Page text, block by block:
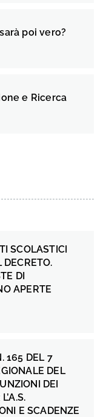
poi vero?
e Ricerca
SCOLASTICI
DI
APERTE
165 DEL 7
DEL
DEI
E SCADENZE